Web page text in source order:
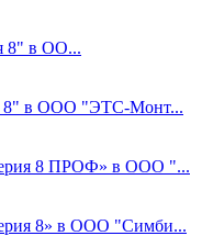
8" в ОО...
8" в ООО "ЭТС-Монт...
8 ПРОФ» в ООО "...
8» в ООО "Симби...